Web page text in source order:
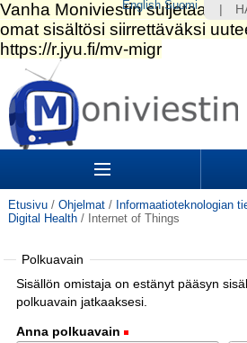
Siirry
sisältöön.
|
Siirry
navigointiin
Sections
Etusivu / Ohjelmat / Informaatioteknologian
Digital Health / Internet of Things
Polkuavain
Sisällön omistaja on estänyt pääsyn
polkuavain jatkaaksesi.
Anna polkuavain
English Suomi